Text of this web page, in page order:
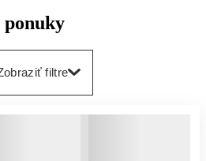
ponuky
filtre